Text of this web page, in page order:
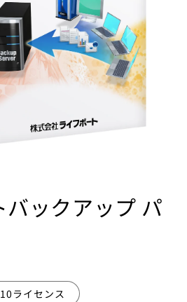
バックアップ パ
10ライセンス